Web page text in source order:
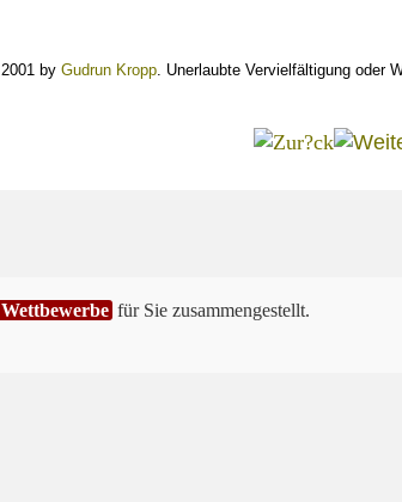
by Gudrun Kropp . Unerlaubte Vervielfältigung oder
für Sie zusammengestellt.